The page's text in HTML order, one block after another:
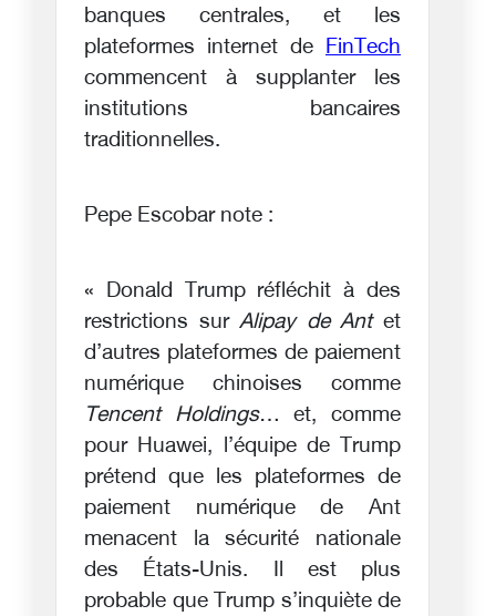
banques centrales, et les
plateformes internet de FinTech
commencent à supplanter les
institutions bancaires
traditionnelles.
Pepe Escobar note :
« Donald Trump réfléchit à des
restrictions surAlipay de Antet
d’autres plateformes de paiement
numérique chinoises comme
Tencent Holdings… et, comme
pour Huawei, l’équipe de Trump
prétend que les plateformes de
paiement numérique de Ant
menacent la sécurité nationale
des États-Unis. Il est plus
probable que Trump s’inquiète de